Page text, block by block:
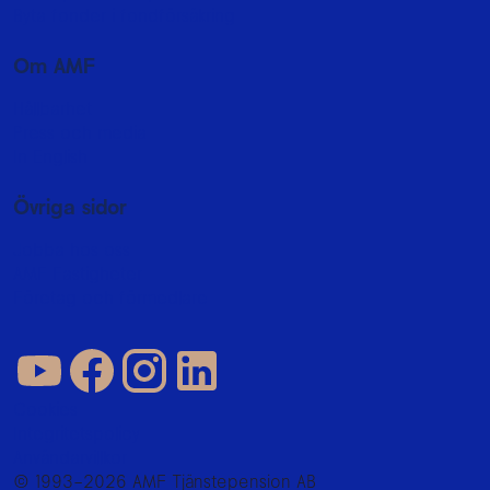
Om AMF
Övriga sidor
© 1993–2026 AMF Tjänstepension AB